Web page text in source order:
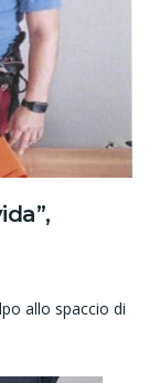
allo spaccio di